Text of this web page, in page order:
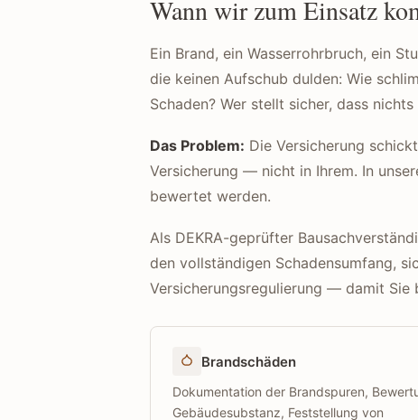
Wann wir zum Einsatz
Ein Brand, ein Wasserrohrbruch, ein
die keinen Aufschub dulden: Wie
Schaden? Wer stellt sicher, dass
Das Problem: Die Versicherung
Versicherung — nicht in Ihrem. In
bewertet werden.
Als DEKRA-geprüfter
den vollständigen Schadensumfang,
Versicherungsregulierung — damit Sie
Brandschäden
Dokumentation der Brandspuren,
Gebäudesubstanz, Feststellung von